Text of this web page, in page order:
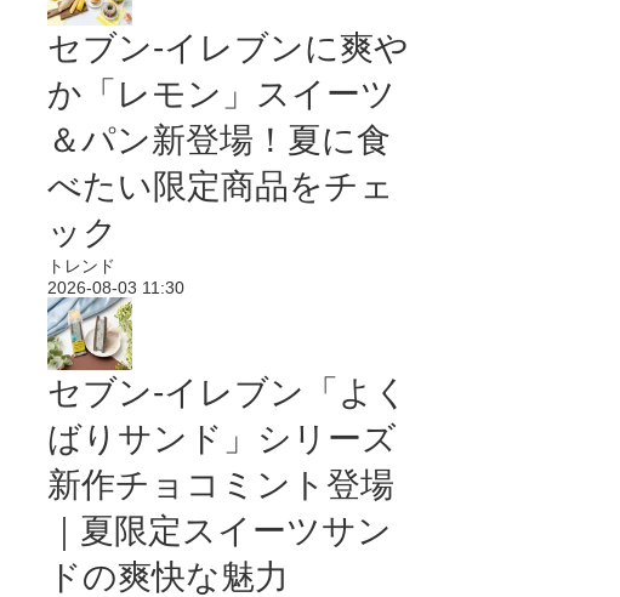
セブン‐イレブンに爽や
か「レモン」スイーツ
＆パン新登場！夏に食
べたい限定商品をチェ
ック
トレンド
2026-08-03 11:30
セブン‐イレブン「よく
ばりサンド」シリーズ
新作チョコミント登場
｜夏限定スイーツサン
ドの爽快な魅力